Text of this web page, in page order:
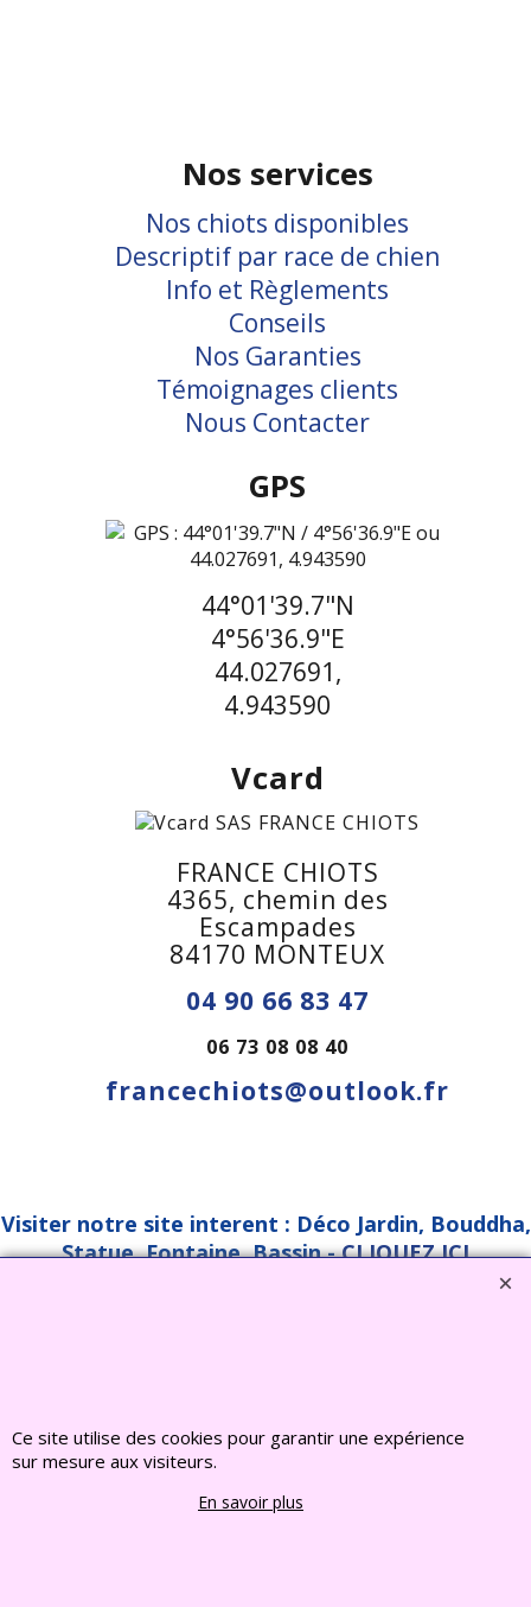
Nos services
Nos chiots disponibles
Descriptif par race de chien
Info et Règlements
Conseils
Nos Garanties
Témoignages clients
Nous Contacter
GPS
44°01'39.7"N
4°56'36.9"E
44.027691,
4.943590
Vcard
FRANCE CHIOTS
4365, chemin des
Escampades
84170 MONTEUX
04 90 66 83 47
06 73 08 08 40
francechiots@outlook.fr
Visiter notre site interent : Déco Jardin, Bouddha,
Statue, Fontaine, Bassin -CLIQUEZ ICI
Ce site utilise des cookies pour garantir une expérience
sur mesure aux visiteurs.
En savoir plus